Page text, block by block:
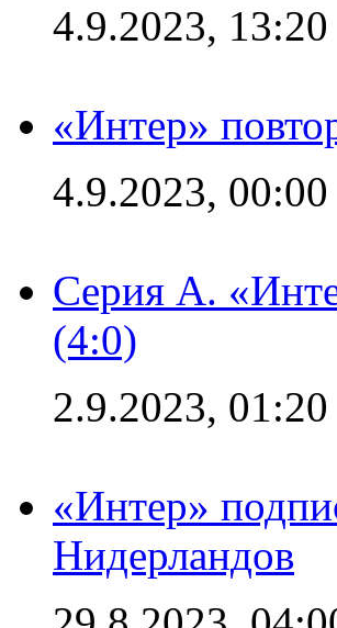
4.9.2023, 13:20
«Интер»
4.9.2023, 00:00
Серия А.
(4:0)
2.9.2023, 01:20
«Интер»
Нидерландов